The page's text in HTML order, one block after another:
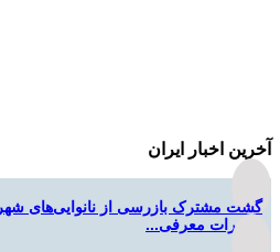
آخرین اخبار ایران
تعزیرات معرفی...